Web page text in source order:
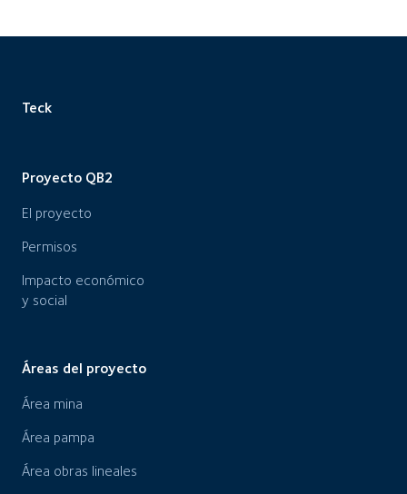
Teck
Proyecto QB2
El proyecto
Permisos
Impacto económico
y social
Áreas del proyecto
Área mina
Área pampa
Área obras lineales